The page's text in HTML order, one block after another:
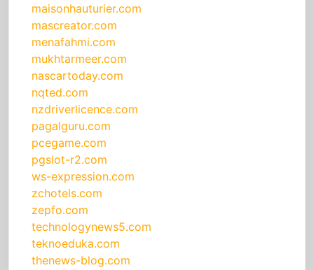
maisonhauturier.com
mascreator.com
menafahmi.com
mukhtarmeer.com
nascartoday.com
nqted.com
nzdriverlicence.com
pagalguru.com
pcegame.com
pgslot-r2.com
ws-expression.com
zchotels.com
zepfo.com
technologynews5.com
teknoeduka.com
thenews-blog.com